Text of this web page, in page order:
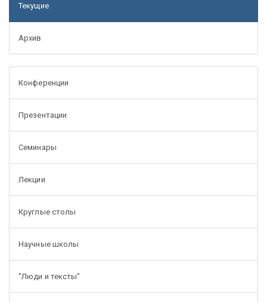
Текущие
Архив
Конференции
Презентации
Семинары
Лекции
Круглые столы
Научные школы
"Люди и тексты"